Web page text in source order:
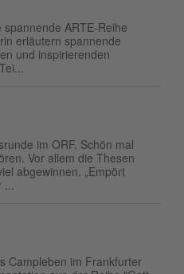
ARTE-Reihe
erläutern spannende
und inspirierenden
im ORF. Schön mal
Vor allem die Thesen
abgewinnen. „Empört
...
Campleben im Frankfurter